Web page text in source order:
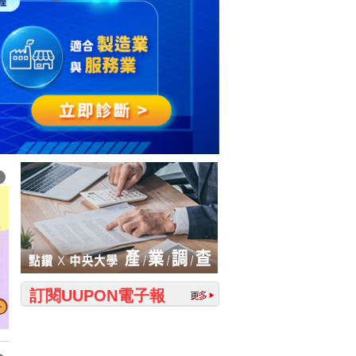
訂閱UUPON電子報